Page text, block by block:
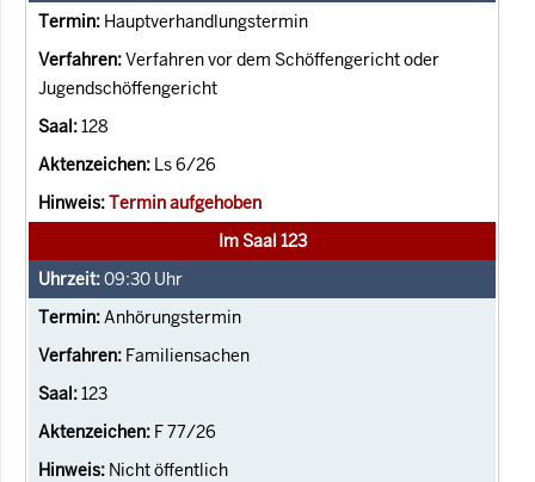
Hauptverhandlungstermin
Verfahren vor dem Schöffengericht oder
Jugendschöffengericht
128
Ls 6/26
Termin aufgehoben
Im Saal 123
09:30 Uhr
Anhörungstermin
Familiensachen
123
F 77/26
Nicht öffentlich